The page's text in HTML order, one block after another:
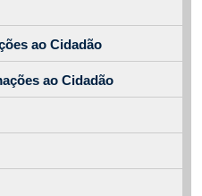
ao Cidadão
ao Cidadão